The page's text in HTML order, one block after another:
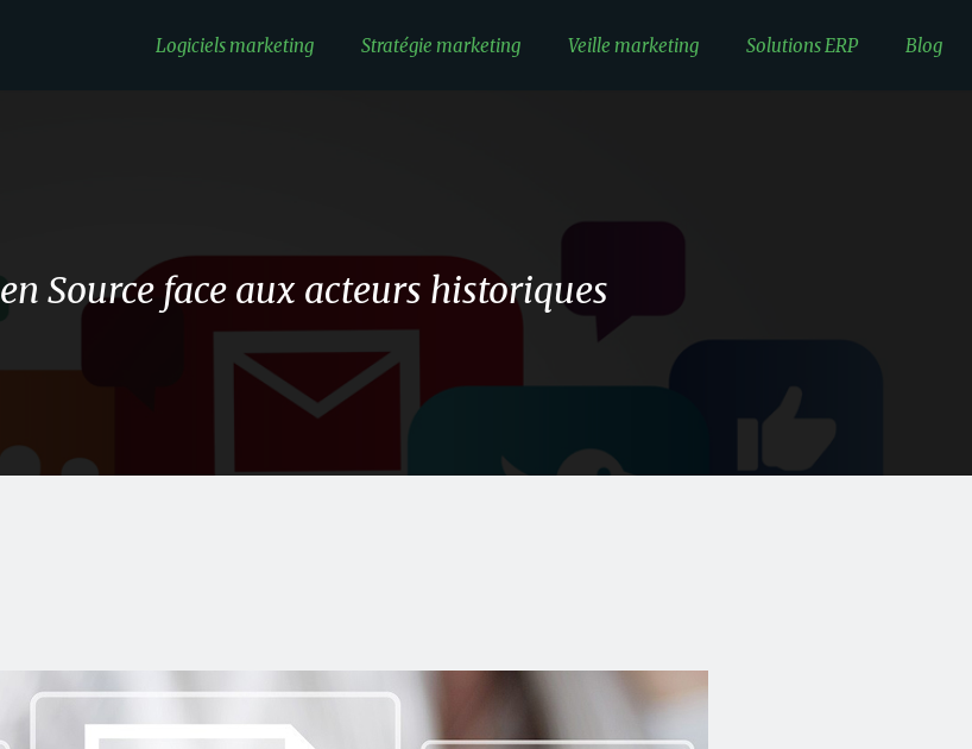
Logiciels marketing Stratégie marketing Veille marketing Solutions ERP Blog
Source face aux acteurs historiques